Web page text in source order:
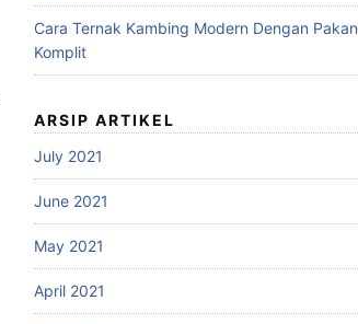
Cara Ternak Kambing Modern Dengan Pakan
Komplit
ARSIP ARTIKEL
July 2021
June 2021
May 2021
April 2021